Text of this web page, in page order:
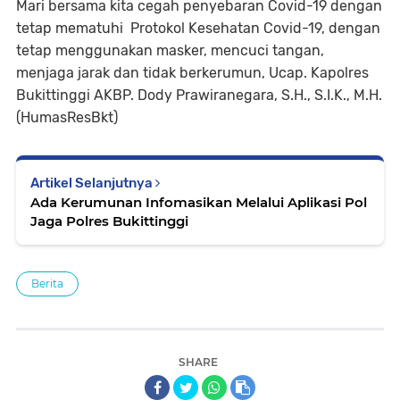
Mari bersama kita cegah penyebaran Covid-19 dengan
tetap mematuhi Protokol Kesehatan Covid-19, dengan
tetap menggunakan masker, mencuci tangan,
menjaga jarak dan tidak berkerumun, Ucap. Kapolres
Bukittinggi AKBP. Dody Prawiranegara, S.H., S.I.K., M.H.
(HumasResBkt)
Artikel Selanjutnya
Ada Kerumunan Infomasikan Melalui Aplikasi Pol
Jaga Polres Bukittinggi
Berita
SHARE